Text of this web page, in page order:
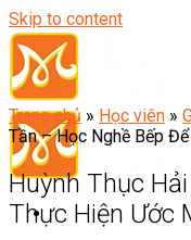
Skip to content
Trang chủ » Học viên »
Tần – Học Nghề Bếp
Huỳnh Thục
Thực Hiện Ước